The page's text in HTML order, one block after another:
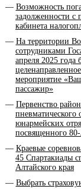
Возможность
задолженности
кабинета
На территории
сотрудниками
апреля 2025 года
мероприятие
пассажир»
Первенство
юнармейских
посвященного
Краевые
45 Спартакиады
Алтайского края
Выбрать